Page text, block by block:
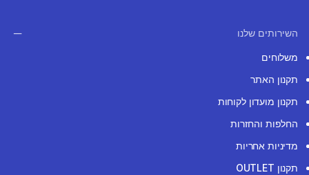
השירותים שלנו
משלוחים
תקנון האתר
תקנון מועדון לקוחות
החלפות והחזרות
מדיניות אחריות
תקנון OUTLET